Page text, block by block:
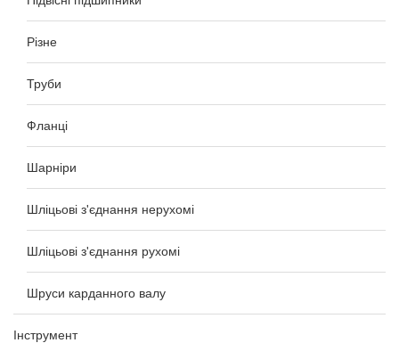
Різне
Труби
Фланці
Шарніри
Шліцьові з'єднання нерухомі
Шліцьові з'єднання рухомі
Шруси карданного валу
Інструмент